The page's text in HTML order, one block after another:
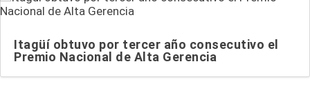
Itagüí obtuvo por tercer año consecutivo el
Premio Nacional de Alta Gerencia